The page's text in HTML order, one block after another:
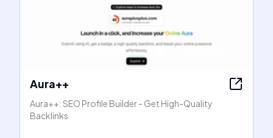
Aura++
Aura++: SEO Profile Builder - Get High-Quality
Backlinks